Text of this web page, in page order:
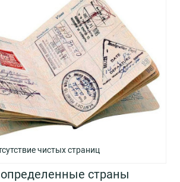
чистых страниц
страны